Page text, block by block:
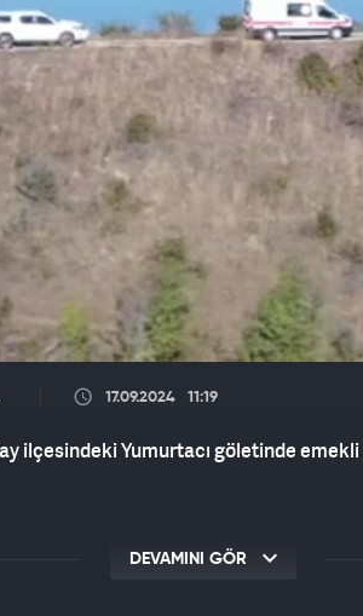
17.09.2024 11:19
ilçesindeki Yumurtacı göletinde
DEVAMINI GÖR